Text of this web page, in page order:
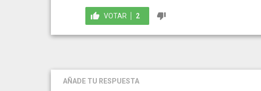
VOTAR 2
AÑADE TU RESPUESTA